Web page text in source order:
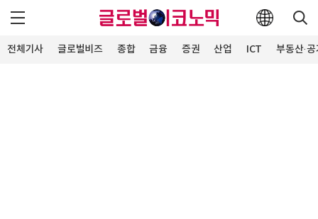
전체기사 글로벌비즈 종합 금융 증권 산업 ICT 부동산·